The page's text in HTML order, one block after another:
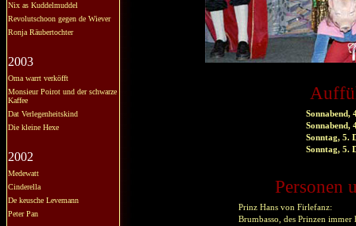
Nix as Kuddelmuddel
Revolutschoon gegen de Wiever
Ronja Räubertochter
2003
Oma warrt verköfft
Monsieur Poirot und der schwarze
Kaffee
Dat Verlegenheitskind
Die kleine Hexe
2002
Medewatt
Cinderella
De keusche Levemann
Peter Pan
Sonnabend,
Sonnabend,
Sonntag, 5.
Sonntag, 5.
Personen
Prinz Hans von Firlefanz:
Brumbasso, des Prinzen